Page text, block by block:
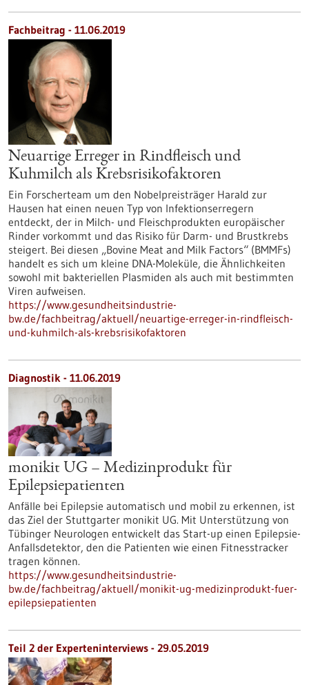
Fachbeitrag - 11.06.2019
Neuartige Erreger in Rindfleisch und
Kuhmilch als Krebsrisikofaktoren
Ein Forscherteam um den Nobelpreisträger Harald zur
Hausen hat einen neuen Typ von Infektionserregern
entdeckt, der in Milch- und Fleischprodukten europäischer
Rinder vorkommt und das Risiko für Darm- und Brustkrebs
steigert. Bei diesen „Bovine Meat and Milk Factors“ (BMMFs)
handelt es sich um kleine DNA-Moleküle, die Ähnlichkeiten
sowohl mit bakteriellen Plasmiden als auch mit bestimmten
Viren aufweisen.
https://www.gesundheitsindustrie-
bw.de/fachbeitrag/aktuell/neuartige-erreger-in-rindfleisch-
und-kuhmilch-als-krebsrisikofaktoren
Diagnostik - 11.06.2019
monikit UG – Medizinprodukt für
Epilepsiepatienten
Anfälle bei Epilepsie automatisch und mobil zu erkennen, ist
das Ziel der Stuttgarter monikit UG. Mit Unterstützung von
Tübinger Neurologen entwickelt das Start-up einen Epilepsie-
Anfallsdetektor, den die Patienten wie einen Fitnesstracker
tragen können.
https://www.gesundheitsindustrie-
bw.de/fachbeitrag/aktuell/monikit-ug-medizinprodukt-fuer-
epilepsiepatienten
Teil 2 der Experteninterviews - 29.05.2019